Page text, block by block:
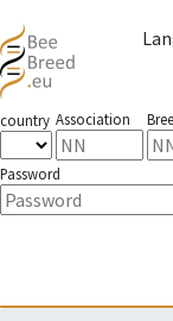
country Association
Password